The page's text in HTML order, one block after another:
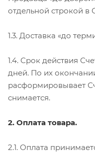
отдельной строкой в
1.3. Доставка «до
1.4. Срок действия
дней. По их
расформировывает
снимается.
2. Оплата товара.
2.1. Оплата